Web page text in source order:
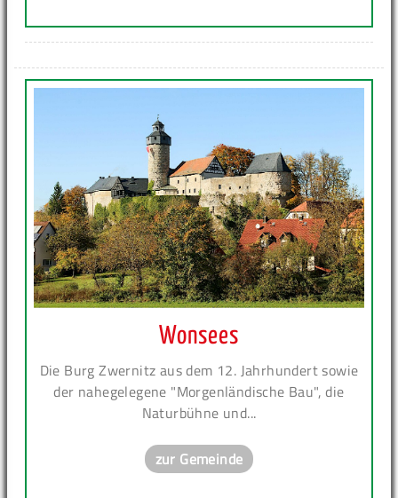
Wonsees
Die Burg Zwernitz aus dem 12. Jahrhundert sowie
der nahegelegene "Morgenländische Bau", die
Naturbühne und...
zur Gemeinde